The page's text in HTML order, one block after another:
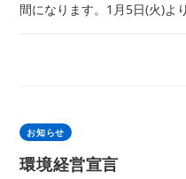
間になります。1月5日(火)よ
お知らせ
環境経営宣言